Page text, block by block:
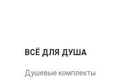
ВСЁ ДЛЯ ДУША
Душевые комплекты